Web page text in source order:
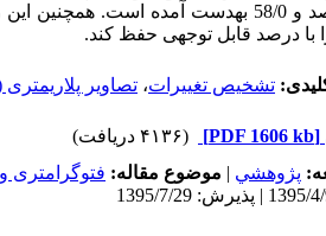
61/78 درصد و 58/0 به­دست آمده
با درصد قابل توجهی حفظ کند.
تشخیص تغییرات، تصاویر پلاریمتری SAR (PolSAR)
[PDF 1606 kb]
(۴۱۳۶ دریافت)
پژوهشي | موضوع مقاله: فتوگرامتری